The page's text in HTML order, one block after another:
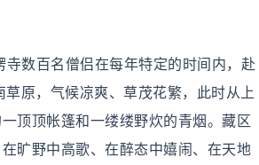
数百名僧侣在每年特定的时间内，赴
原，气候凉爽、草茂花繁，此时从上
顶顶帐篷和一缕缕野炊的青烟。藏区
旷野中高歌、在醉态中嬉闹、在天地